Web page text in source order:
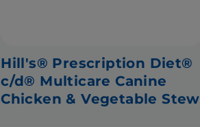
Hill's® Prescription Diet®
c/d® Multicare Canine
Chicken & Vegetable Stew